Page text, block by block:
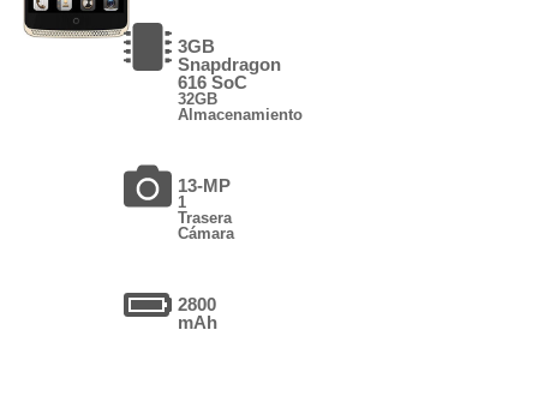
3GB
Snapdragon
616 SoC
32GB
Almacenamiento
13-MP
1
Trasera
Cámara
2800
mAh